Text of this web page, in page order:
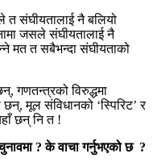
त संघीयतालाई नै बलियो
जसले संघीयतालाई नै
मत त सबैभन्दा संघीयताको
गणतन्त्रको विरुद्धमा
छन्, मूल संविधानको ‘स्पिरिट’ र
छन् नि त !
?के वाचा गर्नुभएको छ ?